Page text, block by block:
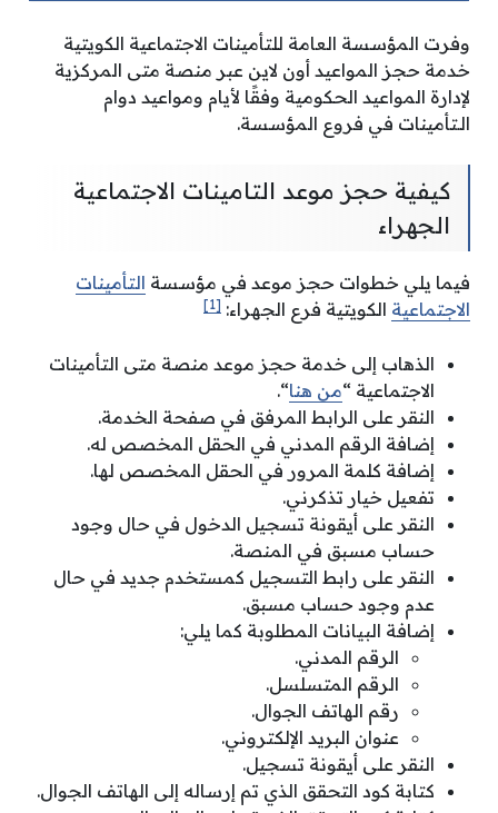
وفرت المؤسسة العامة للتأمينات الاجتماعية الكويتية
خدمة حجز المواعيد أون لاين عبر منصة متى المركزية
لإدارة المواعيد الحكومية وفقًا لأيام ومواعيد دوام
الـتأمينات في فروع المؤسسة.
كيفية حجز موعد التامينات الاجتماعية
الجهراء
فيما يلي خطوات حجز موعد في مؤسسة التأمينات
الاجتماعية الكويتية فرع الجهراء: [1]
الذهاب إلى خدمة حجز موعد منصة متى التأمينات
الاجتماعية “من هنا“.
النقر على الرابط المرفق في صفحة الخدمة.
إضافة الرقم المدني في الحقل المخصص له.
إضافة كلمة المرور في الحقل المخصص لها.
تفعيل خيار تذكرني.
النقر على أيقونة تسجيل الدخول في حال وجود
حساب مسبق في المنصة.
النقر على رابط التسجيل كمستخدم جديد في حال
عدم وجود حساب مسبق.
إضافة البيانات المطلوبة كما يلي:
الرقم المدني.
الرقم المتسلسل.
رقم الهاتف الجوال.
عنوان البريد الإلكتروني.
النقر على أيقونة تسجيل.
كتابة كود التحقق الذي تم إرساله إلى الهاتف الجوال.